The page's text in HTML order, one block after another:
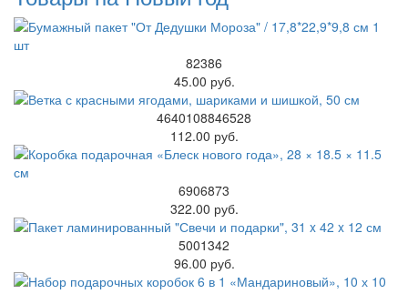
82386
45.00 руб.
4640108846528
112.00 руб.
6906873
322.00 руб.
5001342
96.00 руб.